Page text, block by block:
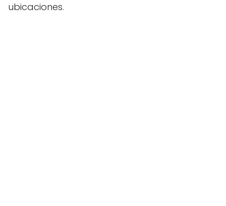
ubicaciones.